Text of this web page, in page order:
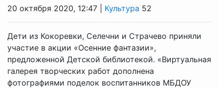
20 октября 2020, 12:47 | Культура 52
Дети из Кокоревки, Селечни и Страчево приняли
участие в акции «Осенние фантазии»,
предложенной Детской библиотекой. «Виртуальная
галерея творческих работ дополнена
фотографиями поделок воспитанников МБДОУ